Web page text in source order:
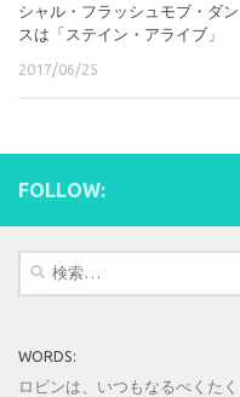
シャル・フラッシュモブ・ダン
スは「ステイン・アライブ」
2017/06/25
FOLLOW:
WORDS:
ロビンは、いつもなるべくた